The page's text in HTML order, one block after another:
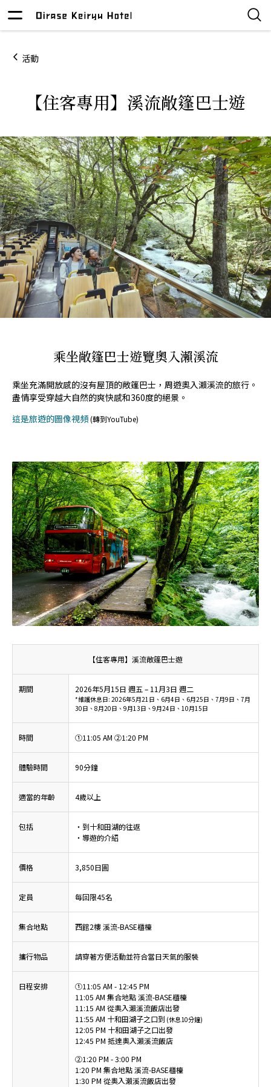
活動
【住客專用】溪流敞篷巴士遊
乘坐敞篷巴士遊覽奧入瀨溪流
乘坐充滿開放感的沒有屋頂的敞篷巴士，周遊奧入瀨溪流的旅行。
盡情享受穿越大自然的爽快感和360度的絕景。
這是旅遊的圖像視頻(轉到YouTube)
【住客專用】溪流敞篷巴士遊
期間 2026年5月15日 週五 – 11月3日 週二
*維護休息日: 2026年5月21日、6月4日、6月25日、7月9日、7月
30日、8月20日、9月13日、9月24日、10月15日
時間 ①11:05 AM ②1:20 PM
體驗時間 90分鐘
適當的年齡 4歲以上
包括
・到十和田湖的往返
・導遊的介紹
價格 3,850日圓
定員 每回限45名
集合地點 西館2樓 溪流-BASE櫃檯
攜行物品 請穿著方便活動並符合當日天氣的服裝
日程安排
①11:05 AM - 12:45 PM
11:05 AM 集合地點 溪流-BASE櫃檯
11:15 AM 從奧入瀨溪流飯店出發
11:55 AM 十和田湖子之口到 (休息10分鐘)
12:05 PM 十和田湖子之口出發
12:45 PM 抵達奧入瀨溪流飯店
②1:20 PM - 3:00 PM
1:20 PM 集合地點 溪流-BASE櫃檯
1:30 PM 從奧入瀨溪流飯店出發